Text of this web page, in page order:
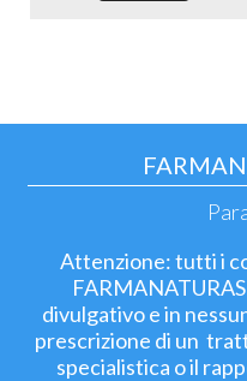
Attenzione: tutti i
divulgativo e in
prescrizione di un
specialistica o il